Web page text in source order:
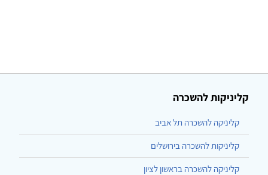
קליניקות להשכרה
קליניקה להשכרה תל אביב
קליניקות להשכרה בירושלים
קליניקה להשכרה בראשון לציון